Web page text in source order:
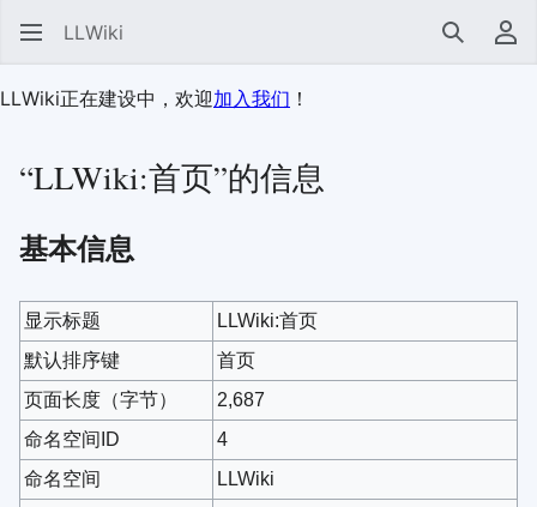
LLWiki 搜索 用
LLWiki正在建设中，欢迎加入我们 ！
“LLWiki:首页”的信息
基本信息
显示标题
LLWiki:首页
默认排序键
首页
页面长度（字节）
2,687
命名空间ID
4
命名空间
LLWiki